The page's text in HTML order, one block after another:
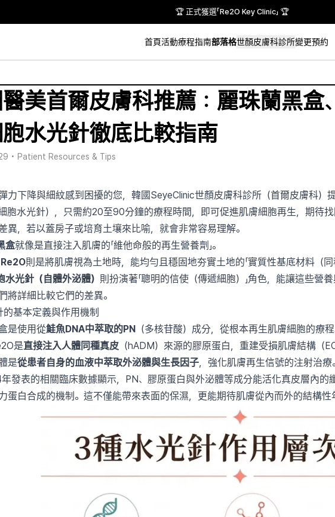
🏆 正式獲選「Re2O Key Clinic」 🏆
首頁活動療程指南部落格世顏皮膚科診所變更預約
美首爾皮膚科推薦：麗珠蘭黑盒
水光針徹底比較指南
• Patient Resources & Tips
力下降與細紋感到困擾的您，韓國SeyeClinic世顏皮膚科診所（首爾皮膚科）
胞水光針），只需約20至90分鐘的療程時間，即可促進肌膚細胞再生，期待找
異，若以蓋房子或培育土壤來比喻，就會非常容易理解。
盒就像是直接注入肌膚的「維他命般的再生營養劑」。
則是將肌膚視為土地時，能均勻且穩固地夯實土地的「實質性基底材料（同
水光針（自體外泌體） 則扮演著「聰明的信使（傳遞細胞）」角色，能讓這些營
將詳細比較它們的差異。
的基本定義與作用機制
是使用從鮭魚DNA中萃取的PN （多核苷酸）成分，從根本再生肌膚細胞的療程
是直接注入人體同種真皮 （hADM）來源的膠原蛋白，重建受損肌膚結構（
是從患者自身的血液中萃取外泌體與生長因子，強化肌膚再生信號的注射治療。
發表的相關臨床數據顯示，PN、膠原蛋白與外泌體等成分能活化真皮層內的
蛋白合成的機制。這不僅能帶來表面的保濕，更能期待肌膚從內而外的結構性